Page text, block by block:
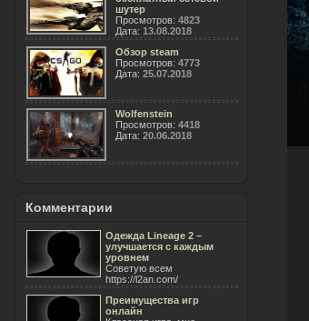
шутер
Просмотров: 4823
Дата: 13.08.2018
Обзор steam
Просмотров: 4773
Дата: 25.07.2018
Wolfenstein
Просмотров: 4418
Дата: 20.06.2018
Комментарии
Одежда Lineage 2 –
улучшается с каждым
уровнем
Советую всем
https://l2an.com/
Преимущества игр
онлайн